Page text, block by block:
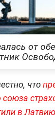
от
что
союза
в